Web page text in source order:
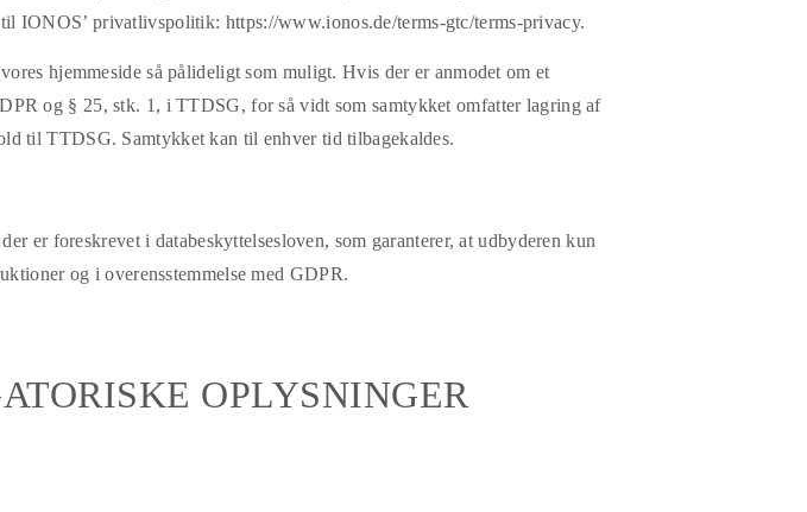
til IONOS’ privatlivspolitik: https://www.ionos.de/terms-gtc/terms-privacy.
hjemmeside så pålideligt som muligt. Hvis der er anmodet om et
og § 25, stk. 1, i TTDSG, for så vidt som samtykket omfatter lagring af
til TTDSG. Samtykket kan til enhver tid tilbagekaldes.
er foreskrevet i databeskyttelsesloven, som garanterer, at udbyderen kun
og i overensstemmelse med GDPR.
OPLYSNINGER